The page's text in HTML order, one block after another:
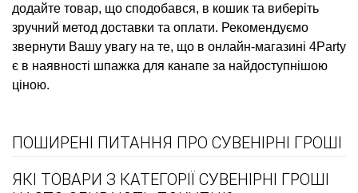
додайте товар, що сподобався, в кошик та виберіть
зручний метод доставки та оплати. Рекомендуємо
звернути Вашу увагу на те, що в онлайн-магазині 4Party
є в наявності шпажка для канапе за найдоступнішою
ціною.
ПОШИРЕНІ ПИТАННЯ ПРО СУВЕНІРНІ ГРОШІ
ЯКІ ТОВАРИ З КАТЕГОРІЇ СУВЕНІРНІ ГРОШІ